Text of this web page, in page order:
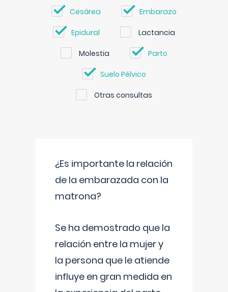
Cesárea Embarazo
Epidural Lactancia
Molestia Parto
Suelo Pélvico
Otras consultas
¿Es importante la relación
de la embarazada con la
matrona?
Se ha demostrado que la
relación entre la mujer y
la persona que le atiende
influye en gran medida en